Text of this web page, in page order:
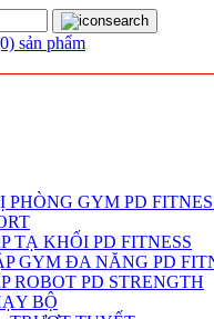
sản phẩm
PHÒNG GYM PD
TẠ KHỐI PD FITNESS
GYM ĐA NĂNG PD
ROBOT PD STRENGTH
BỘ